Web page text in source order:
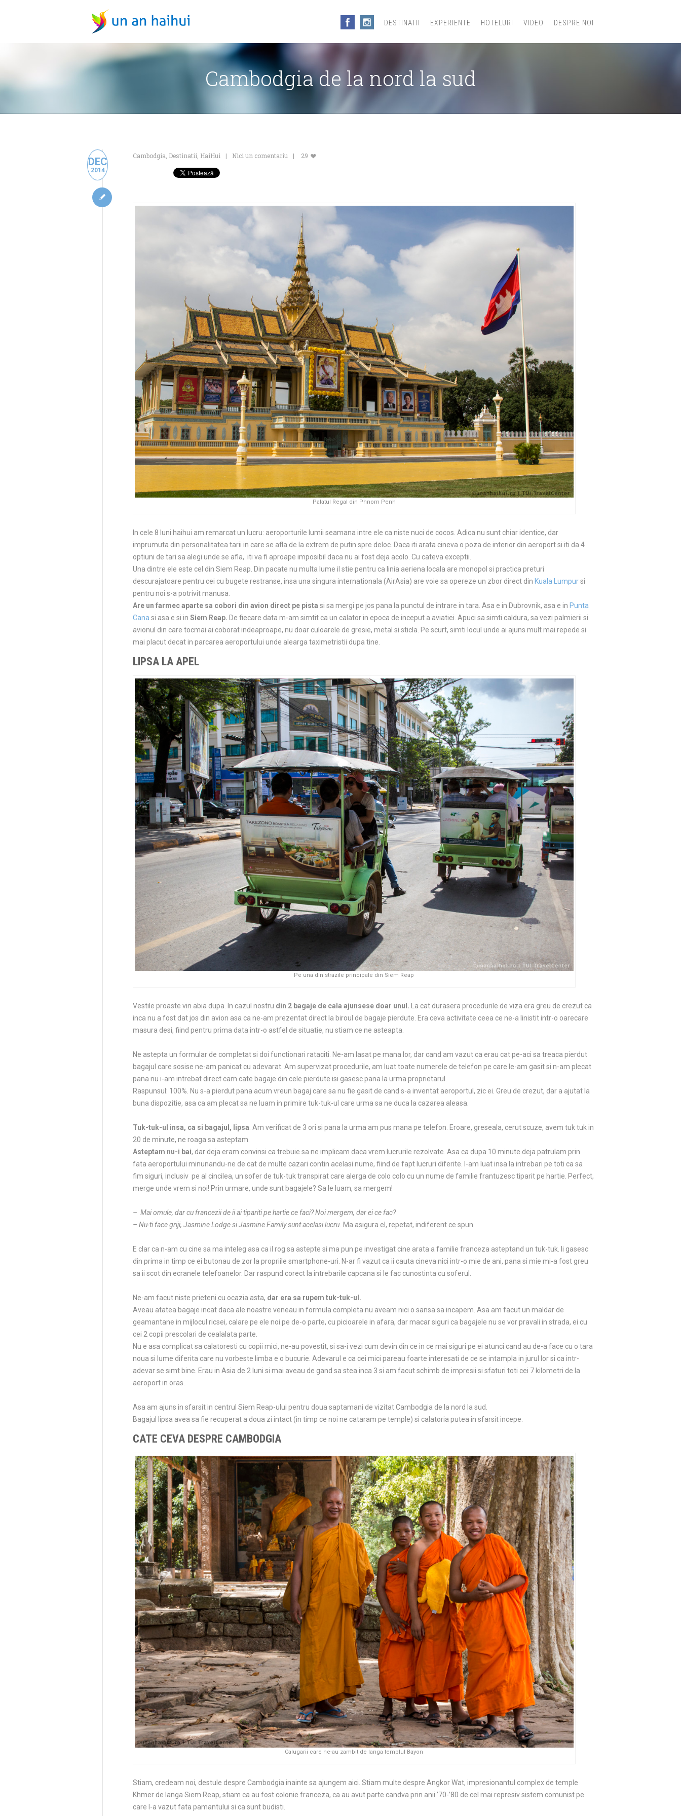
DESTINATII EXPERIENTE HOTELURI VIDEO DESPRE NOI
Cambodgia de la nord la sud
DEC
2014
Cambodgia Destinatii HaiHui Nici un comentariu 29
Palatul Regal din Phnom Penh
In cele 8 luni haihui am remarcat un lucru: aeroporturile lumii seamana intre ele ca niste nuci de cocos. Adica nu sunt chiar identice, dar
imprumuta din personalitatea tarii in care se afla de la extrem de putin spre deloc. Daca iti arata cineva o poza de interior din aeroport si iti da 4
optiuni de tari sa alegi unde se afla, iti va fi aproape imposibil daca nu ai fost deja acolo. Cu cateva exceptii.
Una dintre ele este cel din Siem Reap. Din pacate nu multa lume il stie pentru ca linia aeriena locala are monopol si practica preturi
descurajatoare pentru cei cu bugete restranse, insa una singura internationala (AirAsia) are voie sa opereze un zbor direct din Kuala Lumpursi
pentru noi s-a potrivit manusa.
Are un farmec aparte sa cobori din avion direct pe pista si sa mergi pe jos pana la punctul de intrare in tara. Asa e in Dubrovnik, asa e in Punta
Canasi asa e si in Siem Reap. De fiecare data m-am simtit ca un calator in epoca de inceput a aviatiei. Apuci sa simti caldura, sa vezi palmierii si
avionul din care tocmai ai coborat indeaproape, nu doar culoarele de gresie, metal si sticla. Pe scurt, simti locul unde ai ajuns mult mai repede si
mai placut decat in parcarea aeroportului unde alearga taximetristii dupa tine.
LIPSA LA APEL
Pe una din strazile principale din Siem Reap
Vestile proaste vin abia dupa. In cazul nostru din 2 bagaje de cala ajunsese doar unul. La cat durasera procedurile de viza era greu de crezut ca
inca nu a fost dat jos din avion asa ca ne-am prezentat direct la biroul de bagaje pierdute. Era ceva activitate ceea ce ne-a linistit intr-o oarecare
masura desi, fiind pentru prima data intr-o astfel de situatie, nu stiam ce ne asteapta.
Ne astepta un formular de completat si doi functionari rataciti. Ne-am lasat pe mana lor, dar cand am vazut ca erau cat pe-aci sa treaca pierdut
bagajul care sosise ne-am panicat cu adevarat. Am supervizat procedurile, am luat toate numerele de telefon pe care le-am gasit si n-am plecat
pana nu i-am intrebat direct cam cate bagaje din cele pierdute isi gasesc pana la urma proprietarul.
Raspunsul: 100%. Nu s-a pierdut pana acum vreun bagaj care sa nu fie gasit de cand s-a inventat aeroportul, zic ei. Greu de crezut, dar a ajutat la
buna dispozitie, asa ca am plecat sa ne luam in primire tuk-tuk-ul care urma sa ne duca la cazarea aleasa.
Tuk-tuk-ul insa, ca si bagajul, lipsa . Am verificat de 3 ori si pana la urma am pus mana pe telefon. Eroare, greseala, cerut scuze, avem tuk tuk in
20 de minute, ne roaga sa asteptam.
Asteptam nu-i bai, dar deja eram convinsi ca trebuie sa ne implicam daca vrem lucrurile rezolvate. Asa ca dupa 10 minute deja patrulam prin
fata aeroportului minunandu-ne de cat de multe cazari contin acelasi nume, fiind de fapt lucruri diferite. I-am luat insa la intrebari pe toti ca sa
fim siguri, inclusiv pe al cincilea, un sofer de tuk-tuk transpirat care alerga de colo colo cu un nume de familie frantuzesc tiparit pe hartie. Perfect,
merge unde vrem si noi! Prin urmare, unde sunt bagajele? Sa le luam, sa mergem!
– Mai omule, dar cu francezii de ii ai tipariti pe hartie ce faci? Noi mergem, dar ei ce fac?
– Nu-ti face griji, Jasmine Lodge si Jasmine Family sunt acelasi lucru. Ma asigura el, repetat, indiferent ce spun.
E clar ca n-am cu cine sa ma inteleg asa ca il rog sa astepte si ma pun pe investigat cine arata a familie franceza asteptand un tuk-tuk. Ii gasesc
din prima in timp ce ei butonau de zor la propriile smartphone-uri. N-ar fi vazut ca ii cauta cineva nici intr-o mie de ani, pana si mie mi-a fost greu
sa ii scot din ecranele telefoanelor. Dar raspund corect la intrebarile capcana si le fac cunostinta cu soferul.
Ne-am facut niste prieteni cu ocazia asta, dar era sa rupem tuk-tuk-ul.
Aveau atatea bagaje incat daca ale noastre veneau in formula completa nu aveam nici o sansa sa incapem. Asa am facut un maldar de
geamantane in mijlocul ricsei, calare pe ele noi pe de-o parte, cu picioarele in afara, dar macar siguri ca bagajele nu se vor pravali in strada, ei cu
cei 2 copii prescolari de cealalata parte.
Nu e asa complicat sa calatoresti cu copii mici, ne-au povestit, si sa-i vezi cum devin din ce in ce mai siguri pe ei atunci cand au de-a face cu o tara
noua si lume diferita care nu vorbeste limba e o bucurie. Adevarul e ca cei mici pareau foarte interesati de ce se intampla in jurul lor si ca intr-
adevar se simt bine. Erau in Asia de 2 luni si mai aveau de gand sa stea inca 3 si am facut schimb de impresii si sfaturi toti cei 7 kilometri de la
aeroport in oras.
Asa am ajuns in sfarsit in centrul Siem Reap-ului pentru doua saptamani de vizitat Cambodgia de la nord la sud.
Bagajul lipsa avea sa fie recuperat a doua zi intact (in timp ce noi ne cataram pe temple) si calatoria putea in sfarsit incepe.
CATE CEVA DESPRE CAMBODGIA
Calugarii care ne-au zambit de langa templul Bayon
Stiam, credeam noi, destule despre Cambodgia inainte sa ajungem aici. Stiam multe despre Angkor Wat, impresionantul complex de temple
Khmer de langa Siem Reap, stiam ca au fost colonie franceza, ca au avut parte candva prin anii ’70-’80 de cel mai represiv sistem comunist pe
care l-a vazut fata pamantului si ca sunt budisti.